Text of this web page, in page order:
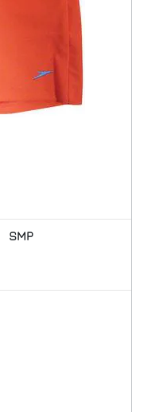
SMP